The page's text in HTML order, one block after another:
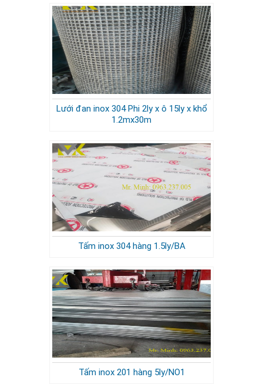
Lưới đan inox 304 Phi 2ly x ô 15ly x khổ
1.2mx30m
Tấm inox 304 hàng 1.5ly/BA
Tấm inox 201 hàng 5ly/NO1